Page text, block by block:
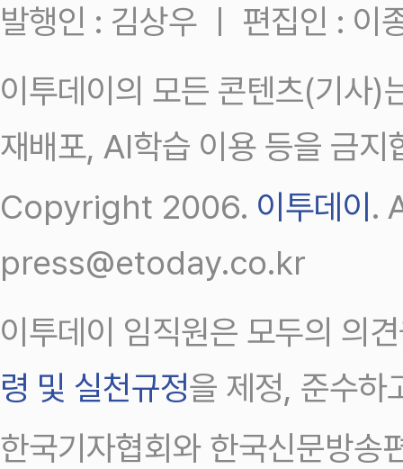
발행인 : 김상우 ㅣ 편집인 : 이
이투데이의 모든 콘텐츠(기사)
재배포, AI학습 이용 등을 금지
Copyright 2006. 이투데이.
press@etoday.co.kr
이투데이 임직원은 모두의 의
령 및 실천규정을 제정, 준수하
한국기자협회와 한국신문방송